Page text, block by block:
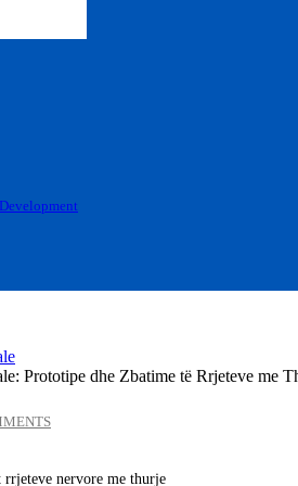
Prototipe dhe Zbatime të Rrjeteve me
nervore me thurje